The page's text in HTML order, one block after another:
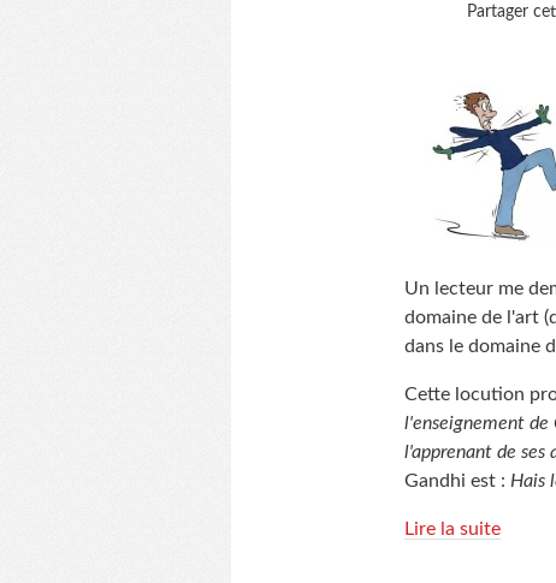
Partager
Un lecteur me
domaine de l'art
dans le domaine
Cette locution
l'enseignement de
l'apprenant de ses
Gandhi est : Hais
Lire la suite